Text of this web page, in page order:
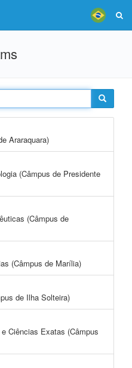
Araraquara)
(Câmpus de Presidente
(Câmpus de
(Câmpus de Marília)
de Ilha Solteira)
Ciências Exatas (Câmpus